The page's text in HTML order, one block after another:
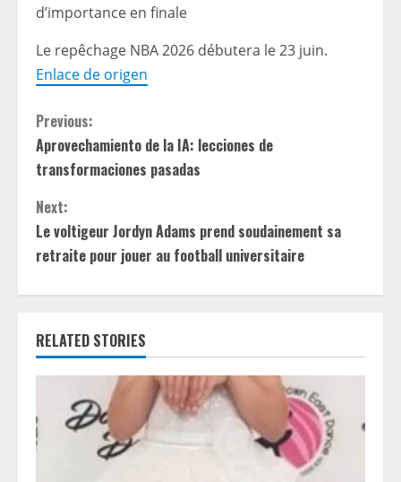
d’importance en finale
Le repêchage NBA 2026 débutera le 23 juin.
Enlace de origen
C
o
n
t
u
R
Previous:
Aprovechamiento de la IA: lecciones de
transformaciones pasadas
Next:
Le voltigeur Jordyn Adams prend soudainement sa
retraite pour jouer au football universitaire
RELATED STORIES